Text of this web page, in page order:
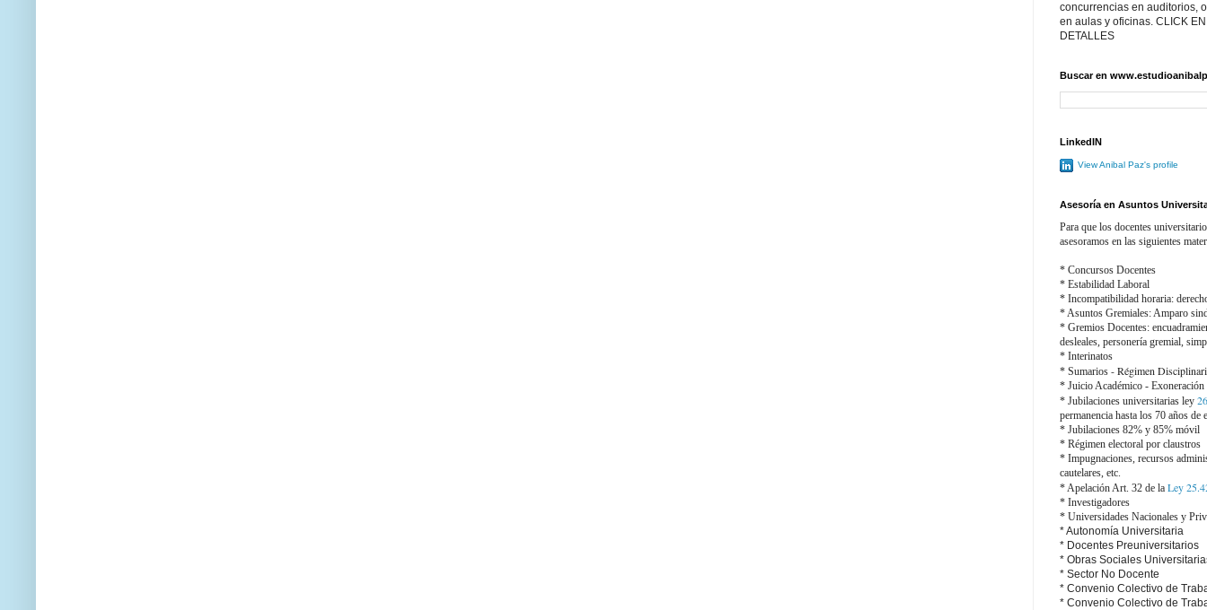
concurrencias en auditorios,
en aulas y oficinas. CLICK
DETALLES
Buscar en
LinkedIN
View Anibal Paz's profile
Asesoría en Asuntos
Para que los docentes
asesoramos en las siguientes
* Concursos Docentes
* Estabilidad Laboral
* Incompatibilidad horaria:
* Asuntos Gremiales: Amparo
* Gremios Docentes:
desleales, personería gremial,
* Interinatos
* Sumarios - Régimen
* Juicio Académico - Exoneración
* Jubilaciones universitarias ley
permanencia hasta los 70 años de
* Jubilaciones 82% y 85% móvil
* Régimen electoral por claustros
* Impugnaciones, recursos
cautelares, etc.
* Apelación Art. 32 de la Ley
* Investigadores
* Universidades Nacionales y
* Autonomía Universitaria
* Docentes Preuniversitarios
* Obras Sociales
* Sector No Docente
* Convenio Colectivo de
* Convenio Colectivo de